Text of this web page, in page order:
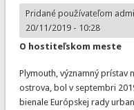
Pridané používateľom
20/11/2019 - 10:28
O hostiteľskom meste
Plymouth, významný prístav
ostrova, bol v septembri
bienale Európskej rady